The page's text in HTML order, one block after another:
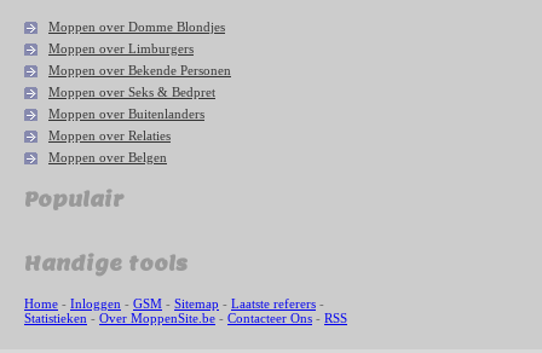
Moppen over Domme Blondjes
Moppen over Limburgers
Moppen over Bekende Personen
Moppen over Seks & Bedpret
Moppen over Buitenlanders
Moppen over Relaties
Moppen over Belgen
Populair
Handige tools
Home - Inloggen - GSM - Sitemap - Laatste referers -
Statistieken - Over MoppenSite.be - Contacteer Ons - RSS